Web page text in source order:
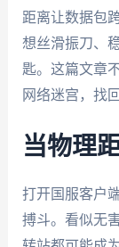
距离让数据包
想丝滑振刀、
匙。这篇文章
网络迷宫，找
当物理
打开国服客户
搏斗。看似无